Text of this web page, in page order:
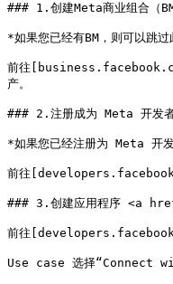
### 1.创建Meta商业组合（BM
*如果您已经有BM，则可以跳
前往
产。
### 2.注册成为 Meta 开发
*如果您已经注册为 Meta 开
前往
### 3.创建应用程序 <a
前往
Use case 选择“Connect